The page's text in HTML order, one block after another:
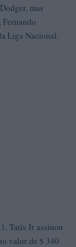
mas
Fernando
Liga Nacional.
Tatís Jr assinou
valor de $ 340